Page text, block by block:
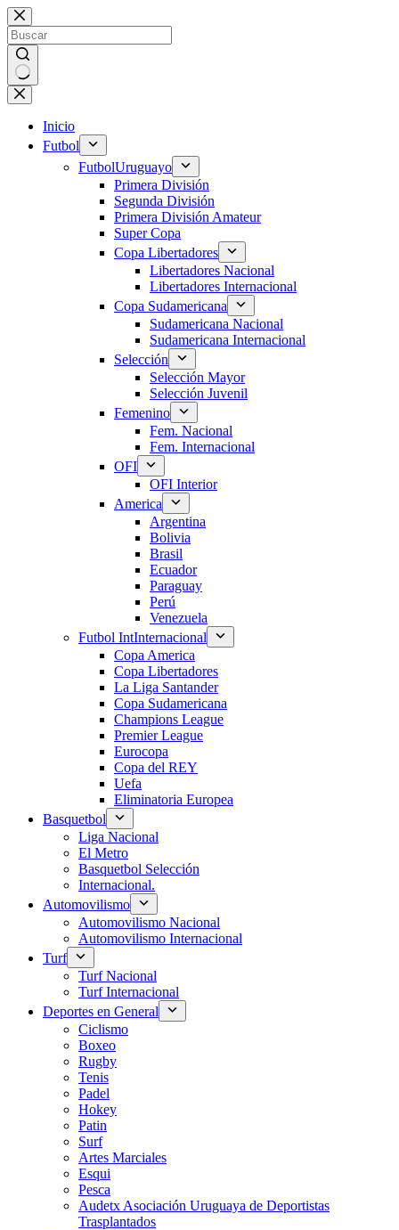
Saltar
al
contenido
Sin
resultados
Inicio
Futbol
FutbolUruguayo
Primera División
Segunda División
Primera División Amateur
Super Copa
Copa Libertadores
Libertadores Nacional
Libertadores Internacional
Copa Sudamericana
Sudamericana Nacional
Sudamericana Internacional
Selección
Selección Mayor
Selección Juvenil
Femenino
Fem. Nacional
Fem. Internacional
OFI
OFI Interior
America
Argentina
Bolivia
Brasil
Ecuador
Paraguay
Perú
Venezuela
Futbol IntInternacional
Copa America
Copa Libertadores
La Liga Santander
Copa Sudamericana
Champions League
Premier League
Eurocopa
Copa del REY
Uefa
Eliminatoria Europea
Basquetbol
Liga Nacional
El Metro
Basquetbol Selección
Internacional.
Automovilismo
Automovilismo Nacional
Automovilismo Internacional
Turf
Turf Nacional
Turf Internacional
Deportes en General
Ciclismo
Boxeo
Rugby
Tenis
Padel
Hokey
Patin
Surf
Artes Marciales
Esqui
Pesca
Audetx Asociación Uruguaya de Deportistas
Trasplantados